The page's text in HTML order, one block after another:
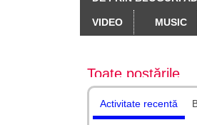
VIDEO MUSIC
Toate postările
Activitate recentă